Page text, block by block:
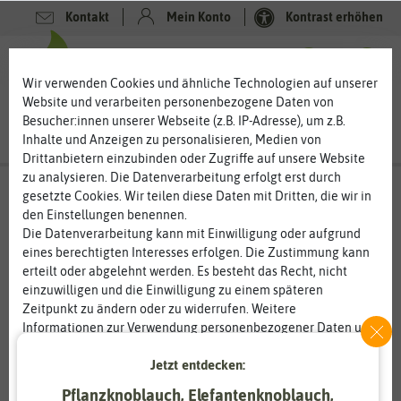
Kontakt Mein Konto Kontrast erhöhen
Wir verwenden Cookies und ähnliche Technologien auf unserer
Website und verarbeiten personenbezogene Daten von
Besucher:innen unserer Webseite (z.B. IP-Adresse), um z.B.
Inhalte und Anzeigen zu personalisieren, Medien von
Drittanbietern einzubinden oder Zugriffe auf unsere Website
zu analysieren. Die Datenverarbeitung erfolgt erst durch
gesetzte Cookies. Wir teilen diese Daten mit Dritten, die wir in
den Einstellungen benennen.
Die Datenverarbeitung kann mit Einwilligung oder aufgrund
eines berechtigten Interesses erfolgen. Die Zustimmung kann
erteilt oder abgelehnt werden. Es besteht das Recht, nicht
einzuwilligen und die Einwilligung zu einem späteren
Zeitpunkt zu ändern oder zu widerrufen. Weitere
Informationen zur Verwendung personenbezogener Daten und
Essenziell Statistik
Jetzt entdecken:
Pflanzknoblauch, Elefantenknoblauch,